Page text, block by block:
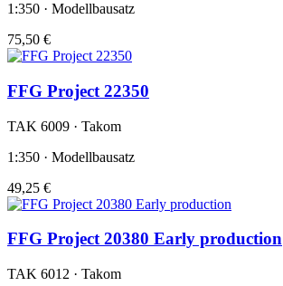
1:350 · Modellbausatz
75,50 €
FFG Project 22350
TAK 6009 · Takom
1:350 · Modellbausatz
49,25 €
FFG Project 20380 Early production
TAK 6012 · Takom